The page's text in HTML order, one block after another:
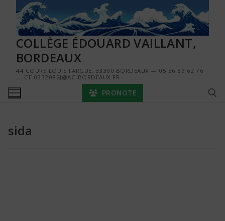
contenu
COLLÈGE ÉDOUARD VAILLANT,
BORDEAUX
44 COURS LOUIS FARGUE, 33300 BORDEAUX — 05 56 39 62 76
— CE.0332082J@AC-BORDEAUX.FR
PRONOTE
sida